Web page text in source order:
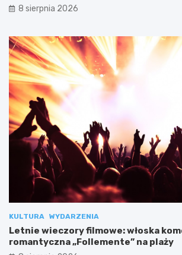
8 sierpnia 2026
KULTURA WYDARZENIA
Letnie wieczory filmowe: włoska
romantyczna „Follemente” na plaży